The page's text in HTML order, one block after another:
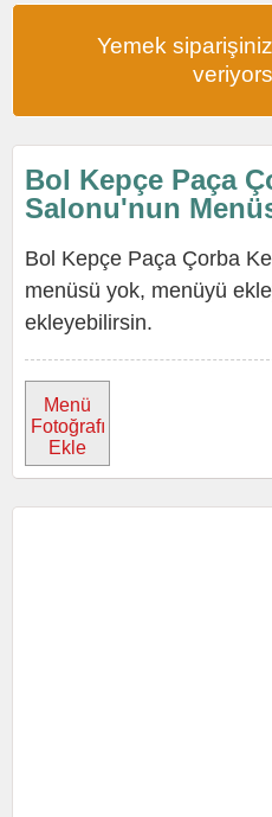
Yemek
Bol Kepçe Paça
Salonu'nun
Bol Kepçe Paça Çorba
menüsü yok, menüyü
ekleyebilirsin.
Menü
Fotoğrafı
Ekle